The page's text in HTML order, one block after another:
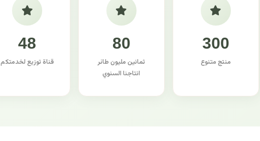
300
منتج متنوع
80
ثمانين مليون طائر
انتاجنا السنوي
48
قناة توزيع لخدمتكم